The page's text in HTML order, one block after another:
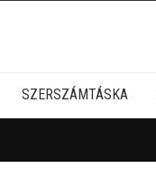
SZERSZÁMTÁSKA